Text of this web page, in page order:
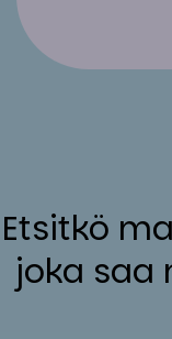
Et­sit­kö
jo­ka